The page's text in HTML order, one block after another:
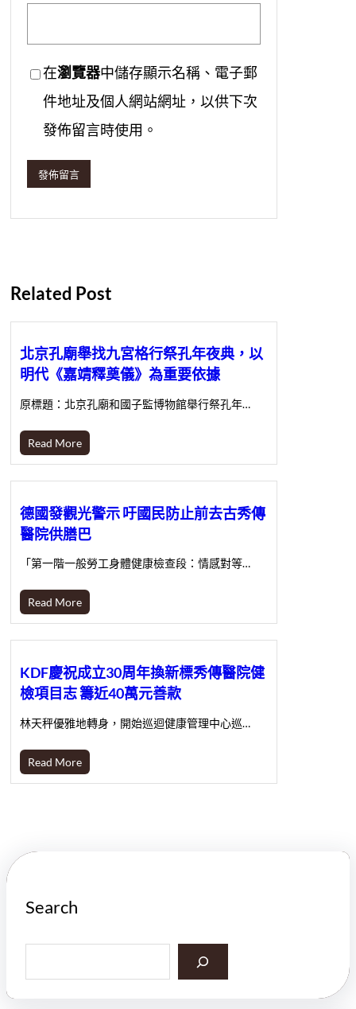
在瀏覽器中儲存顯示名稱、電子郵
件地址及個人網站網址，以供下次
發佈留言時使用。
Related Post
北京孔廟舉找九宮格行祭孔年夜典，以
明代《嘉靖釋奠儀》為重要依據
原標題：北京孔廟和國子監博物館舉行祭孔年…
Read More
德國發觀光警示 吁國民防止前去古秀傳
醫院供膳巴
「第一階一般勞工身體健康檢查段：情感對等…
Read More
KDF慶祝成立30周年換新標秀傳醫院健
檢項目志 籌近40萬元善款
林天秤優雅地轉身，開始巡迴健康管理中心巡…
Read More
Search
a